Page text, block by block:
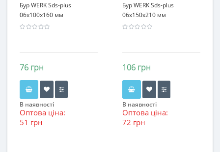
Бур WERK Sds-plus
06х100x160 мм
76 грн
В наявності
Оптова ціна:
51 грн
Бур WERK Sds-plus
06х150x210 мм
106 грн
В наявності
Оптова ціна:
72 грн